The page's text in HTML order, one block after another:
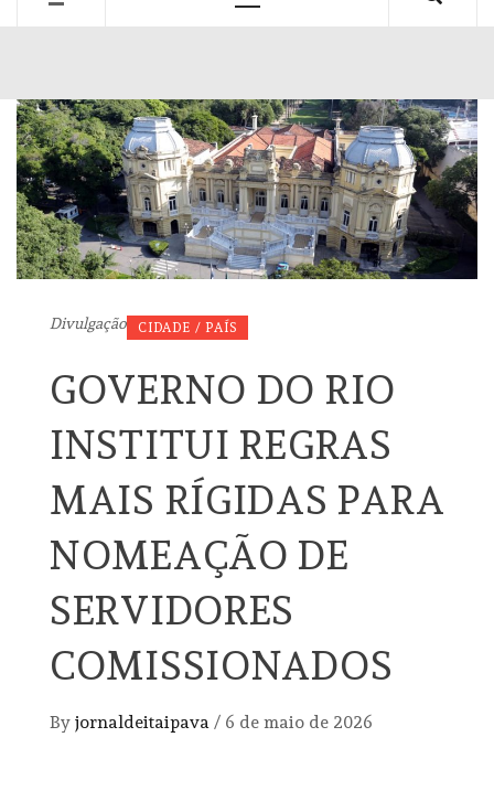
Divulgação CIDADE / PAÍS
GOVERNO DO RIO
INSTITUI REGRAS
MAIS RÍGIDAS PARA
NOMEAÇÃO DE
SERVIDORES
COMISSIONADOS
By jornaldeitaipava / 6 de maio de 2026